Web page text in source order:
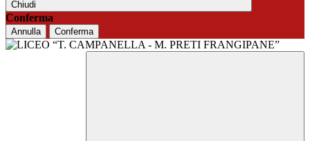
Chiudi
Conferma
Annulla Conferma